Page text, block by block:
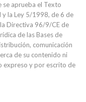
aprueba el Texto
y la Ley 5/1998, de 6 de
Directiva 96/9/CE de
de las Bases de
comunicación
de su contenido ni
expreso y por escrito de